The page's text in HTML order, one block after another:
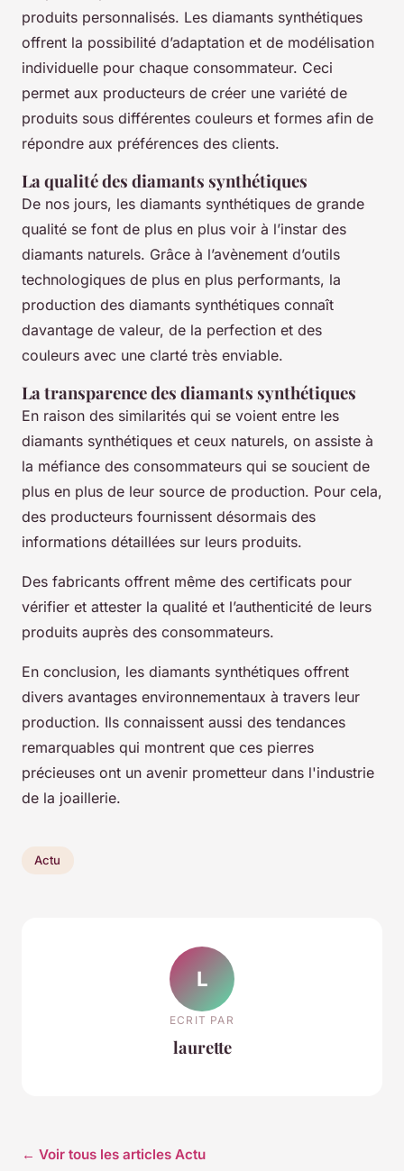
produits personnalisés. Les diamants synthétiques
offrent la possibilité d’adaptation et de modélisation
individuelle pour chaque consommateur. Ceci
permet aux producteurs de créer une variété de
produits sous différentes couleurs et formes afin de
répondre aux préférences des clients.
La qualité des diamants synthétiques
De nos jours, les diamants synthétiques de grande
qualité se font de plus en plus voir à l’instar des
diamants naturels. Grâce à l’avènement d’outils
technologiques de plus en plus performants, la
production des diamants synthétiques connaît
davantage de valeur, de la perfection et des
couleurs avec une clarté très enviable.
La transparence des diamants synthétiques
En raison des similarités qui se voient entre les
diamants synthétiques et ceux naturels, on assiste à
la méfiance des consommateurs qui se soucient de
plus en plus de leur source de production. Pour cela,
des producteurs fournissent désormais des
informations détaillées sur leurs produits.
Des fabricants offrent même des certificats pour
vérifier et attester la qualité et l’authenticité de leurs
produits auprès des consommateurs.
En conclusion, les diamants synthétiques offrent
divers avantages environnementaux à travers leur
production. Ils connaissent aussi des tendances
remarquables qui montrent que ces pierres
précieuses ont un avenir prometteur dans l'industrie
de la joaillerie.
Actu
L
ECRIT PAR
laurette
← Voir tous les articles Actu